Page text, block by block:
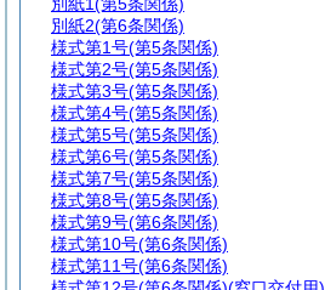
別紙2(第6条関係)
様式第1号(第5条関係)
様式第2号(第5条関係)
様式第3号(第5条関係)
様式第4号(第5条関係)
様式第5号(第5条関係)
様式第6号(第5条関係)
様式第7号(第5条関係)
様式第8号(第5条関係)
様式第9号(第6条関係)
様式第10号(第6条関係)
様式第11号(第6条関係)